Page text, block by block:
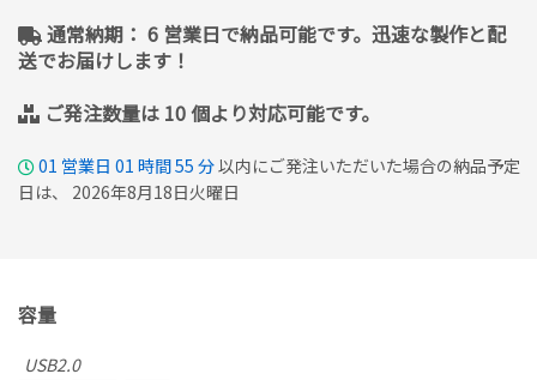
通常納期： 6 営業日で納品可能です。迅速な製作と配
送でお届けします！
ご発注数量は 10 個より対応可能です。
01 営業日 01 時間55 分以内にご発注いただいた場合の納品予定
日は、 2026年8月18日火曜日
容量
USB2.0